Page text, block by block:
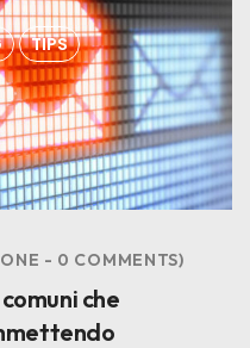
TIPS
0 COMMENTS
che